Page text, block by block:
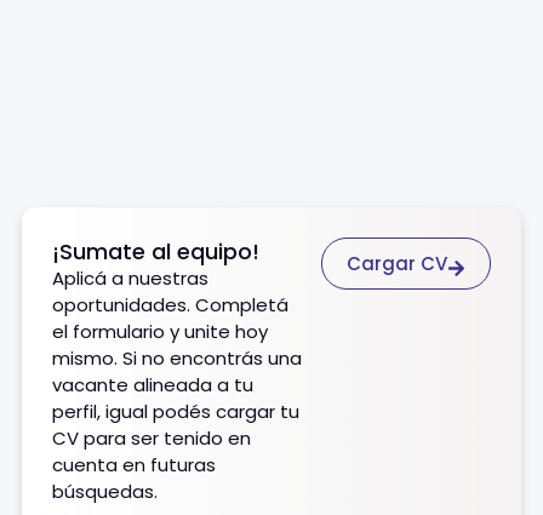
¡Sumate al equipo!
Aplicá a nuestras
oportunidades. Completá
el formulario y unite hoy
mismo. Si no encontrás una
vacante alineada a tu
perfil, igual podés cargar tu
CV para ser tenido en
cuenta en futuras
búsquedas.
Cargar CV